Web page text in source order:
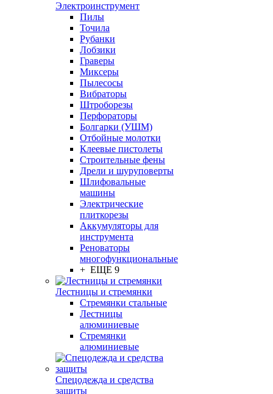
Электроинструмент
Пилы
Точила
Рубанки
Лобзики
Граверы
Миксеры
Пылесосы
Вибраторы
Штроборезы
Перфораторы
Болгарки (УШМ)
Отбойные молотки
Клеевые пистолеты
Строительные фены
Дрели и шуруповерты
Шлифовальные
машины
Электрические
плиткорезы
Аккумуляторы для
инструмента
Реноваторы
многофункциональные
+ ЕЩЕ 9
Лестницы и стремянки
Стремянки стальные
Лестницы
алюминиевые
Стремянки
алюминиевые
Спецодежда и средства
защиты